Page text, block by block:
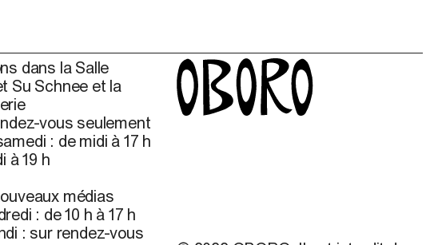
dans la Salle
Su Schnee et la
vous seulement
: de midi à 17 h
à 19 h
médias
: de 10 h à 17 h
: sur rendez-vous